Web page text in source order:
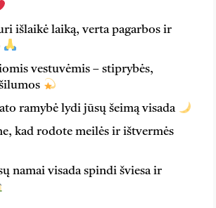
išlaikė laiką, verta pagarbos ir
vestuvėmis – stiprybės,
ramybė lydi jūsų šeimą visada
kad rodote meilės ir ištvermės
namai visada spindi šviesa ir